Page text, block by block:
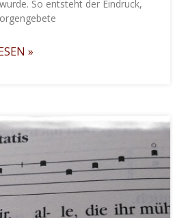
So entsteht der Eindruck,
»